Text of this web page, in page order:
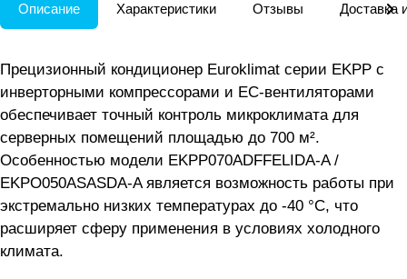
Описание Характеристики Отзывы Доставка
Прецизионный кондиционер Euroklimat серии EKPP с
инверторными компрессорами и EC-вентиляторами
обеспечивает точный контроль микроклимата для
серверных помещений площадью до 700 м².
Особенностью модели EKPP070ADFFELIDA-A /
EKPO050ASASDA-A является возможность работы при
экстремально низких температурах до -40 °C, что
расширяет сферу применения в условиях холодного
климата.